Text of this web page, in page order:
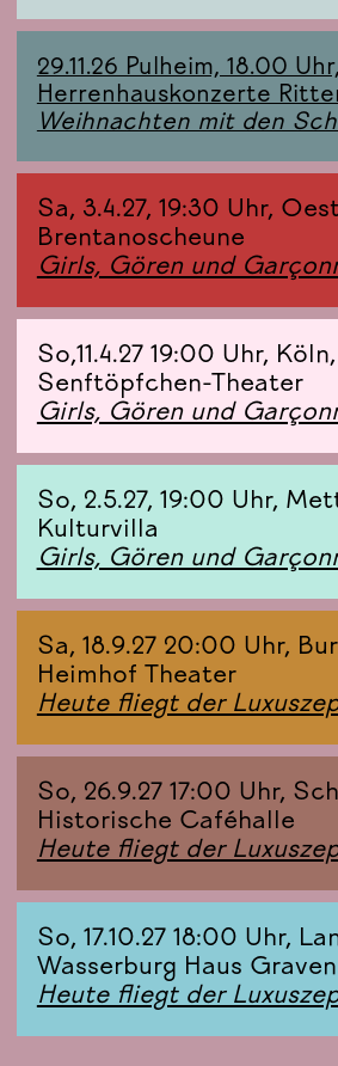
29.11.26 Pulheim, 18.00 Uhr,
Herrenhauskonzerte
Weihnachten mit den
Sa, 3.4.27, 19:30 Uhr,
Brentanoscheune
Girls, Gören und
So,11.4.27 19:00 Uhr, Köln,
Senftöpfchen-Theater
Girls, Gören und
So, 2.5.27, 19:00 Uhr,
Kulturvilla
Girls, Gören und
Sa, 18.9.27 20:00 Uhr,
Heimhof Theater
Heute fliegt der
So, 26.9.27 17:00 Uhr,
Historische Caféhalle
Heute fliegt der
So, 17.10.27 18:00 Uhr,
Wasserburg Haus Graven
Heute fliegt der